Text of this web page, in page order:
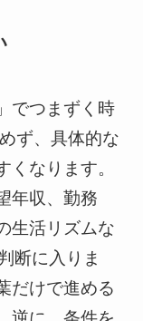
でつまずく時
ず、具体的な
なります。
年収、勤務
生活リズムな
断に入りま
だけで進める